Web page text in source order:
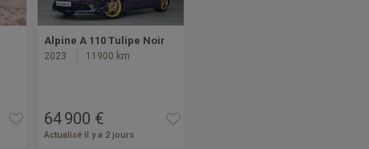
Alpine A 110 Tulipe Noir
2023 11900 km
64 900 €
Actualisé il y a 2 jours